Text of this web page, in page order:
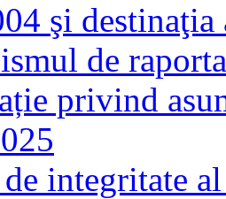
şi destinaţia
de
privind
integritate